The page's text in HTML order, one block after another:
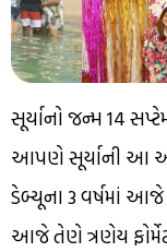
સૂર્યાનો જન્મ 14
આપણે સૂર્યાની આ
ડેબ્યૂના 3 વર્ષમાં આજે
આજે તેણે ત્રણેય